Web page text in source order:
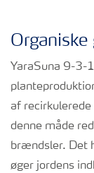
YaraSuna 9-3-
af
denne måde
brændsler. Det
øger jordens